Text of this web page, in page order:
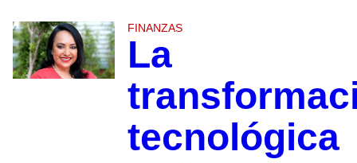
FINANZAS
La
tecnológica